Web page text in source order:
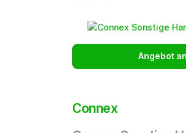
Angebot
Connex